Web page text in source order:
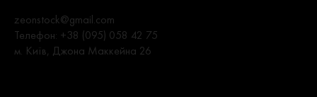
zeonstock@gmail.com
Телефон: +38 (095) 058 42 75
м. Київ, Джона Маккейна 26